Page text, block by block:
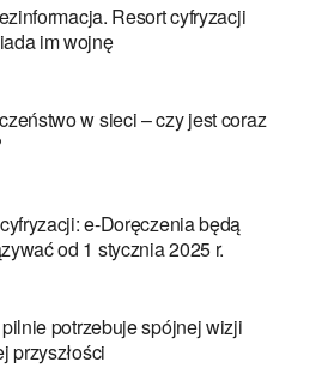
Resort cyfryzacji
im wojnę
w sieci – czy jest coraz
e-Doręczenia będą
od 1 stycznia 2025 r.
potrzebuje spójnej wizji
przyszłości